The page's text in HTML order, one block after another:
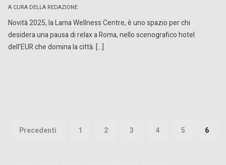
A CURA DELLA REDAZIONE
Novità 2025, la Lama Wellness Centre, è uno spazio per chi
desidera una pausa di relax a Roma, nello scenografico hotel
dell’EUR che domina la città. […]
degli
articoli
Precedenti 1 2 3 4 5 6